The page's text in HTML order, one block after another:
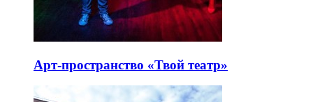
Арт-пространство «Твой театр»